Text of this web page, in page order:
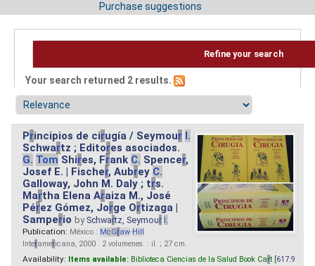
Purchase suggestions
Refine your search
Your search returned 2 results.
Principios de cirugía / Seymour I.
Schwartz ; Editores asociados.
G. Tom Shires, Frank C. Spencer,
Josef E. | Fischer, Aubrey C.
Galloway, John M. Daly ; trs.
Martha Elena Araiza M., José
Pérez Gómez, Jorge Ortizaga |
Samperio by Schwartz, Seymour I.
Publication: México : McGraw-Hill
Interamericana, 2000 . 2 volumenes. : il. ; 27 cm.
Availability: Items available: Biblioteca Ciencias de la Salud Book Cart [ 617.9